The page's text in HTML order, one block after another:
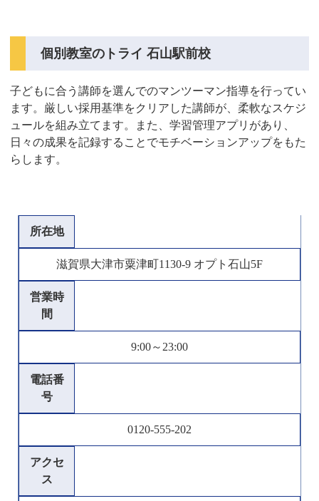
個別教室のトライ 石山駅前校
子どもに合う講師を選んでのマンツーマン指導を行ってい
ます。厳しい採用基準をクリアした講師が、柔軟なスケジ
ュールを組み立てます。また、学習管理アプリがあり、
日々の成果を記録することでモチベーションアップをもた
らします。
所在地
滋賀県大津市粟津町1130-9 オプト石山5F
営業時
間
9:00～23:00
電話番
号
0120-555-202
アクセ
ス